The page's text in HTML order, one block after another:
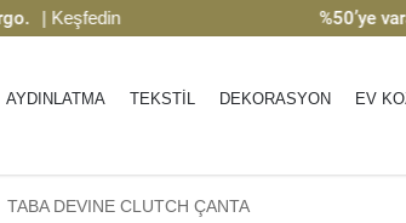
%50’ye varan
AYDINLATMA TEKSTİL DEKORASYON EV
TABA DEVINE CLUTCH ÇANTA